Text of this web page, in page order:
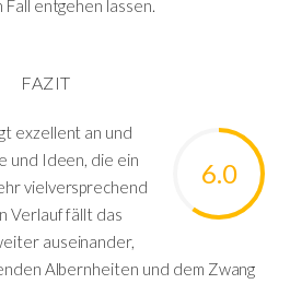
Fall entgehen lassen.
FAZIT
6.0
exzellent an und
und Ideen, die ein
vielversprechend
Verlauf fällt das
auseinander,
Albernheiten und dem Zwang